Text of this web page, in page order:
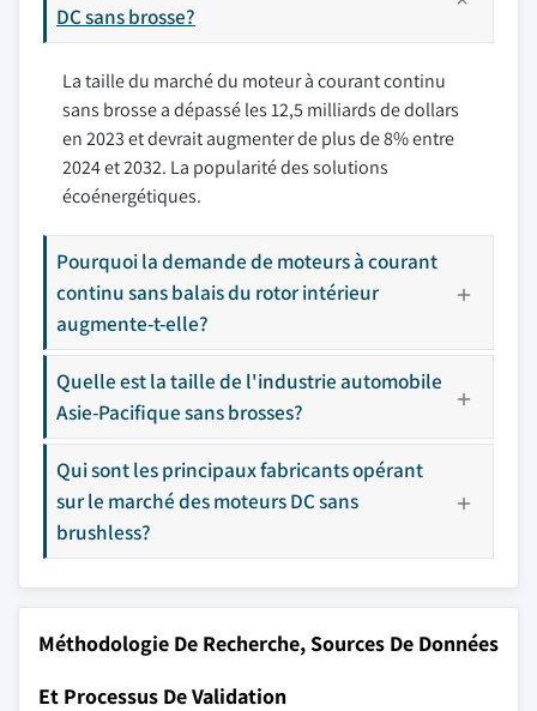
DC sans brosse?
La taille du marché du moteur à courant continu
sans brosse a dépassé les 12,5 milliards de dollars
en 2023 et devrait augmenter de plus de 8% entre
2024 et 2032. La popularité des solutions
écoénergétiques.
Pourquoi la demande de moteurs à courant
continu sans balais du rotor intérieur
augmente-t-elle?
Quelle est la taille de l'industrie automobile
Asie-Pacifique sans brosses?
Qui sont les principaux fabricants opérant
sur le marché des moteurs DC sans
brushless?
Méthodologie De Recherche, Sources De Données
Et Processus De Validation